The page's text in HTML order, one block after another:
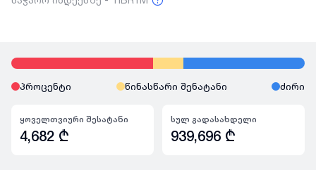
პროცენტი წინასწარი შენატანი ძირი
ყოველთვიური შესატანი
4,682 ₾
სულ გადასახდელი
939,696 ₾